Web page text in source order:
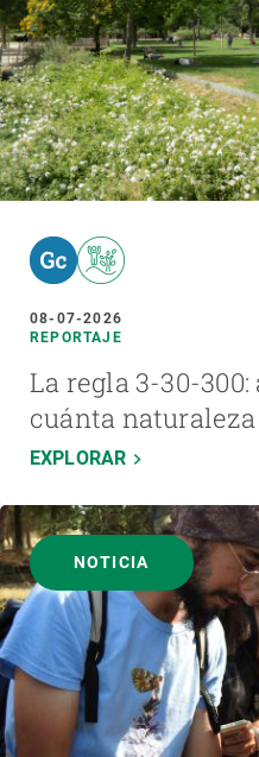
08-07-2026
REPORTAJE
La regla 3-30-
cuánta
EXPLORAR
NOTICIA